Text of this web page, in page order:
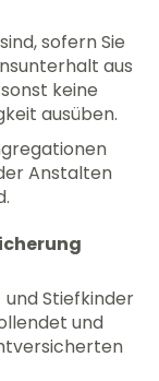
sofern Sie
aus
keine
ausüben.
Anstalten
und Stiefkinder
und